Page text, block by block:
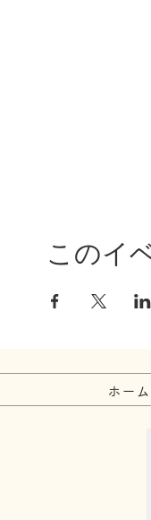
このイ
ホーム